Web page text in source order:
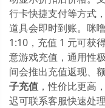
行卡快捷支付等方式
道具会即时到账。咪
1:10，充值 1 元可获
意游戏充值，通用性
间会推出充值返现、
子充值 ，性价比更高
迟可联系客服快速处理